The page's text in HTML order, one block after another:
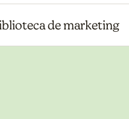
de marketing